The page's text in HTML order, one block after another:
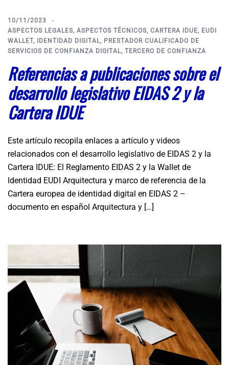
10/11/2023
ASPECTOS LEGALES, ASPECTOS TÉCNICOS, CARTERA IDUE, EUDI
WALLET, IDENTIDAD DIGITAL, PRESTADOR CUALIFICADO DE
SERVICIOS DE CONFIANZA DIGITAL, TERCERO DE CONFIANZA
Referencias a publicaciones sobre el
desarrollo legislativo EIDAS 2 y la
Cartera IDUE
Este artículo recopila enlaces a artículo y videos
relacionados con el desarrollo legislativo de EIDAS 2 y la
Cartera IDUE: El Reglamento EIDAS 2 y la Wallet de
Identidad EUDI Arquitectura y marco de referencia de la
Cartera europea de identidad digital en EIDAS 2 –
documento en español Arquitectura y […]